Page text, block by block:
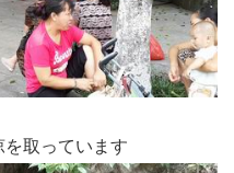
を取っています